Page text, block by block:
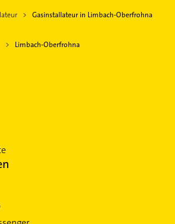
Gasinstallateur in Limbach-Oberfrohna
Limbach-Oberfrohna